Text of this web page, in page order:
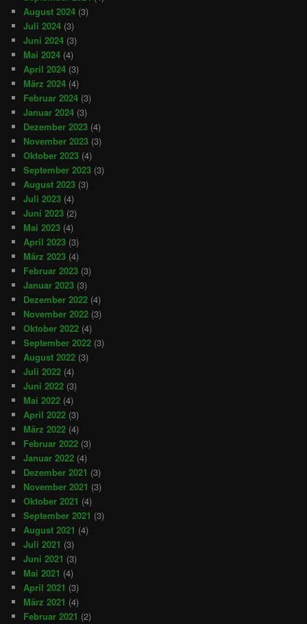
August 2024 (3)
Juli 2024 (3)
Juni 2024 (3)
Mai 2024 (4)
April 2024 (3)
März 2024 (4)
Februar 2024 (3)
Januar 2024 (3)
Dezember 2023 (4)
November 2023 (3)
Oktober 2023 (4)
September 2023 (3)
August 2023 (3)
Juli 2023 (4)
Juni 2023 (2)
Mai 2023 (4)
April 2023 (3)
März 2023 (4)
Februar 2023 (3)
Januar 2023 (3)
Dezember 2022 (4)
November 2022 (3)
Oktober 2022 (4)
September 2022 (3)
August 2022 (3)
Juli 2022 (4)
Juni 2022 (3)
Mai 2022 (4)
April 2022 (3)
März 2022 (4)
Februar 2022 (3)
Januar 2022 (4)
Dezember 2021 (3)
November 2021 (3)
Oktober 2021 (4)
September 2021 (3)
August 2021 (4)
Juli 2021 (3)
Juni 2021 (3)
Mai 2021 (4)
April 2021 (3)
März 2021 (4)
Februar 2021 (2)